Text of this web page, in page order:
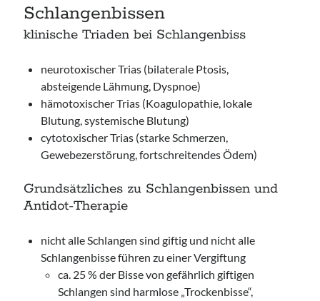
Schlangenbissen
klinische Triaden bei Schlangenbiss
neurotoxischer Trias (bilaterale Ptosis,
absteigende Lähmung, Dyspnoe)
hämotoxischer Trias (Koagulopathie, lokale
Blutung, systemische Blutung)
cytotoxischer Trias (starke Schmerzen,
Gewebezerstörung, fortschreitendes Ödem)
Grundsätzliches zu Schlangenbissen und
Antidot-Therapie
nicht alle Schlangen sind giftig und nicht alle
Schlangenbisse führen zu einer Vergiftung
ca. 25 % der Bisse von gefährlich giftigen
Schlangen sind harmlose „Trockenbisse“,